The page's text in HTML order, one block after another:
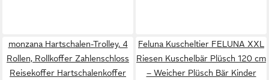
monzana Hartschalen-Trolley, 4
Rollen, Rollkoffer Zahlenschloss
Reisekoffer Hartschalenkoffer
Feluna Kuscheltier FELUNA XXL
Riesen Kuschelbär Plüsch 120 cm
– Weicher Plüsch Bär Kinder